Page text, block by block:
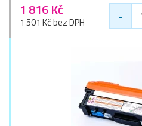
1 816 Kč
1 501 Kč bez DPH -